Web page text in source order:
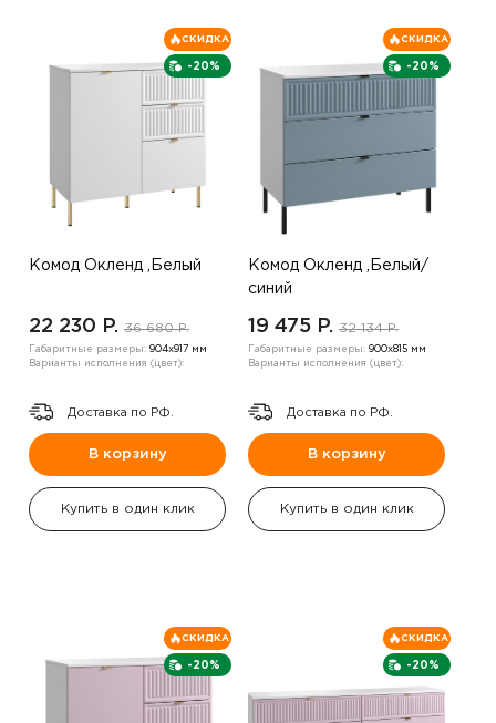
-20%
СКИДКА
Комод Окленд ,Белый
22 230 P. 36 680 P.
Габаритные размеры: 904х917 мм
Варианты исполнения (цвет):
Доставка по РФ.
В корзину
Купить в один клик
-20%
СКИДКА
Комод Окленд ,Белый/
синий
19 475 P. 32 134 P.
Габаритные размеры: 900х815 мм
Варианты исполнения (цвет):
Доставка по РФ.
В корзину
Купить в один клик
-20%
СКИДКА
-20%
СКИДКА